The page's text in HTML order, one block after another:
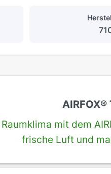
AIRFOX®
mit dem
frische Luft und